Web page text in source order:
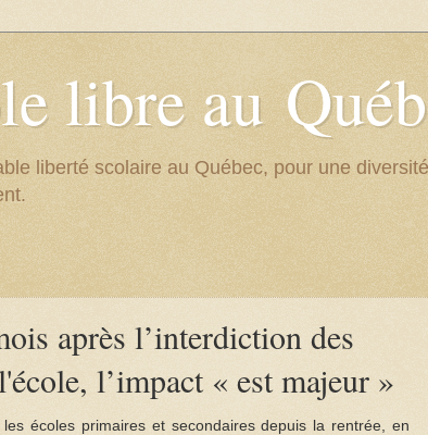
libre au
liberté scolaire au Québec, pour une
après l’interdiction des
l’impact « est majeur »
écoles primaires et secondaires depuis la rentrée, en